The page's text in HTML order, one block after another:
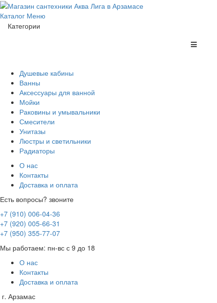
Каталог Меню
Категории
Душевые кабины
Ванны
Аксессуары для ванной
Мойки
Раковины и умывальники
Смесители
Унитазы
Люстры и светильники
Радиаторы
О нас
Контакты
Доставка и оплата
Есть вопросы? звоните
+7 (910) 006-04-36
+7 (920) 005-66-31
+7 (950) 355-77-07
Мы работаем: пн-вс с 9 до 18
О нас
Контакты
Доставка и оплата
г. Арзамас